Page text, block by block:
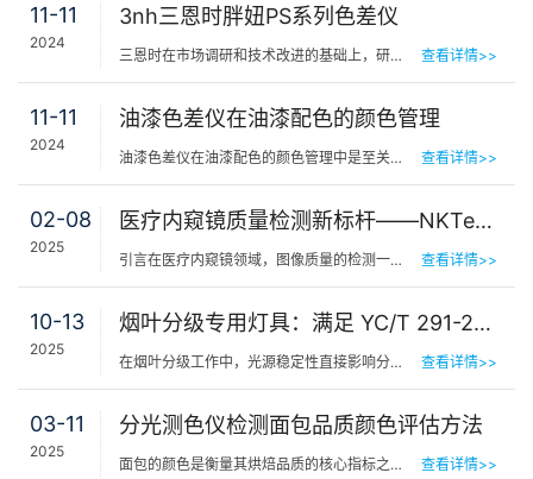
11-11
2024
3nh三恩时胖妞PS系列色差仪
三恩时在市场调研和技术改进的基础上，研发出了全新的分光色差仪产品——胖妞PS系列。该系列共有… 查看详情>>
11-11
2024
油漆色差仪在油漆配色的颜色管理
油漆色差仪在油漆配色的颜色管理中是至关重要的。不论是家居装修、汽车修理或是工业制造，色调的一致性和精… 查看详情>>
02-08
2025
医疗内窥镜质量检测新标杆——NKTest软件五大核心功能解析
引言在医疗内窥镜领域，图像质量的检测一直是确保设备性能和诊断准确性的关键环节。NKTest内窥镜图像软件作… 查看详情>>
10-13
2025
烟叶分级专用灯具：满足 YC/T 291-2009 标准的照明系统
在烟叶分级工作中，光源稳定性直接影响分级准确性 —— 不同时间、不同环境的光线差异，很容易导… 查看详情>>
03-11
2025
分光测色仪检测面包品质颜色评估方法
面包的颜色是衡量其烘焙品质的核心指标之一，直接影响消费者接受度和产品市场竞争力。本文以TS7600分光测色… 查看详情>>